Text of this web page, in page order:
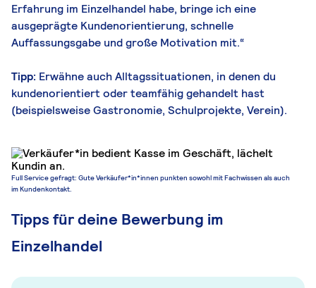
Erfahrung im Einzelhandel habe, bringe ich eine
ausgeprägte Kundenorientierung, schnelle
Auffassungsgabe und große Motivation mit.“
Tipp: Erwähne auch Alltagssituationen, in denen du
kundenorientiert oder teamfähig gehandelt hast
(beispielsweise Gastronomie, Schulprojekte, Verein).
Full Service gefragt: Gute Verkäufer*in*innen punkten sowohl mit Fachwissen als auch
im Kundenkontakt.
Tipps für deine Bewerbung im
Einzelhandel